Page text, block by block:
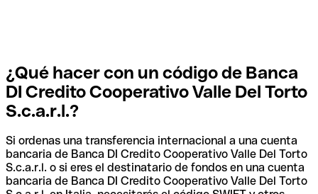
¿Qué hacer con un código de Banca
DI Credito Cooperativo Valle Del Torto
S.c.a.r.l.?
Si ordenas una transferencia internacional a una cuenta
bancaria de Banca DI Credito Cooperativo Valle Del Torto
S.c.a.r.l. o si eres el destinatario de fondos en una cuenta
bancaria de Banca DI Credito Cooperativo Valle Del Torto